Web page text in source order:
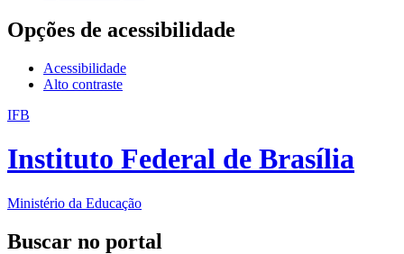
Opções de acessibilidade
Acessibilidade
Alto contraste
IFB
Instituto Federal de Brasília
Ministério da Educação
Buscar no portal